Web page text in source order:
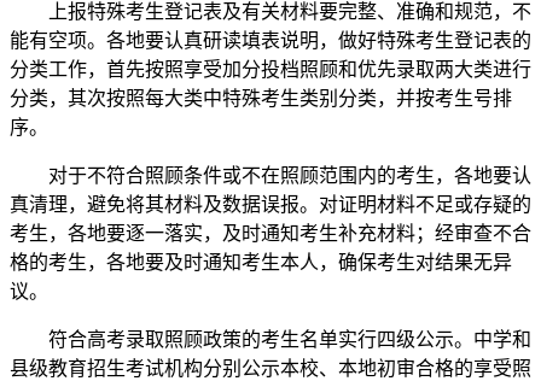
上报特殊考生登记表及有关材料要完整、准确和规范，不
能有空项。各地要认真研读填表说明，做好特殊考生登记表的
分类工作，首先按照享受加分投档照顾和优先录取两大类进行
分类，其次按照每大类中特殊考生类别分类，并按考生号排
序。
对于不符合照顾条件或不在照顾范围内的考生，各地要认
真清理，避免将其材料及数据误报。对证明材料不足或存疑的
考生，各地要逐一落实，及时通知考生补充材料；经审查不合
格的考生，各地要及时通知考生本人，确保考生对结果无异
议。
符合高考录取照顾政策的考生名单实行四级公示。中学和
县级教育招生考试机构分别公示本校、本地初审合格的享受照